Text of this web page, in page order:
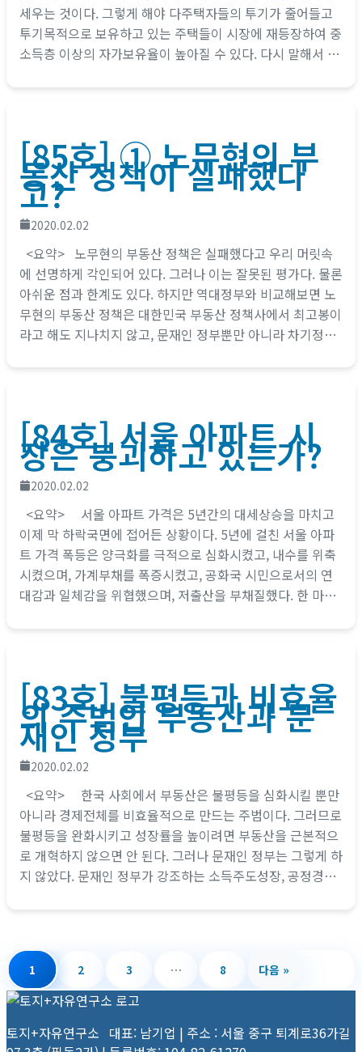
세우는 것이다. 그렇게 해야 다주택자들의 투기가 줄어들고
투기목적으로 보유하고 있는 주택들이 시장에 재등장하여 중
소득층 이상의 자가보유율이 높아질 수 있다. 다시 말해서 주
[85호] ① 노무현의 부
동산 정책이 실패했다
고?
2020.02.02
<요약> 노무현의 부동산 정책은 실패했다고 우리 머릿속
에 선명하게 각인되어 있다. 그러나 이는 잘못된 평가다. 물론
아쉬운 점과 한계도 있다. 하지만 역대정부와 비교해보면 노
무현의 부동산 정책은 대한민국 부동산 정책사에서 최고봉이
라고 해도 지나치지 않고, 문재인 정부뿐만 아니라 차기정부
[84호] 서울 아파트 시
장은 붕괴하고 있는가?
2020.02.02
<요약> 서울 아파트 가격은 5년간의 대세상승을 마치고
이제 막 하락국면에 접어든 상황이다. 5년에 걸친 서울 아파
트 가격 폭등은 양극화를 극적으로 심화시켰고, 내수를 위축
시켰으며, 가계부채를 폭증시켰고, 공화국 시민으로서의 연
대감과 일체감을 위협했으며, 저출산을 부채질했다. 한 마디
[83호] 불평등과 비효율
의 주범인 부동산과 문
재인 정부
2020.02.02
<요약> 한국 사회에서 부동산은 불평등을 심화시킬 뿐만
아니라 경제전체를 비효율적으로 만드는 주범이다. 그러므로
불평등을 완화시키고 성장률을 높이려면 부동산을 근본적으
로 개혁하지 않으면 안 된다. 그러나 문재인 정부는 그렇게 하
지 않았다. 문재인 정부가 강조하는 소득주도성장, 공정경제,
1 2 3 … 8 다음 »
토지+자유연구소 대표: 남기업 | 주소 : 서울 중구 퇴계로36가길